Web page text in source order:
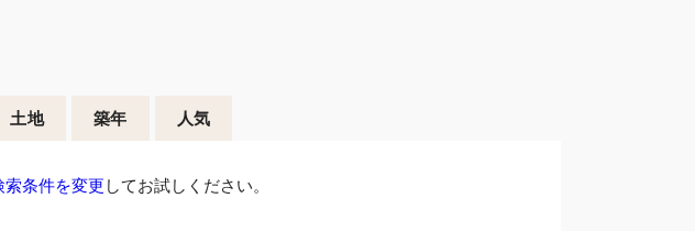
土地 築年 人気
索条件を変更 してお試しください。